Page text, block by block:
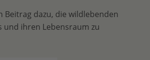
Beitrag dazu, die wildlebenden
und ihren Lebensraum zu